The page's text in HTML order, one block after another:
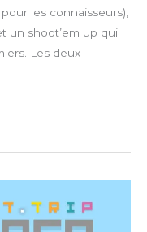
les connaisseurs),
un shoot’em up qui
Les deux